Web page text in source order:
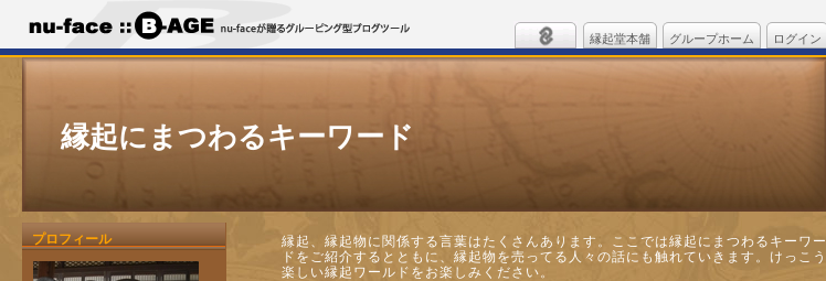
縁起堂本舗 グループホーム ログイン
縁起にまつわるキーワード
縁起、縁起物に関係する言葉はたくさんあります。ここでは縁起にまつわるキーワー
ドをご紹介するとともに、縁起物を売ってる人々の話にも触れていきます。けっこう
楽しい縁起ワールドをお楽しみください。
プロフィール